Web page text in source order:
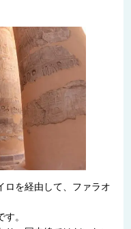
ロを経由して、ファラオ
。